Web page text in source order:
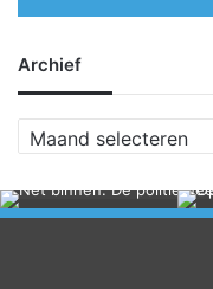
Archief
r
h